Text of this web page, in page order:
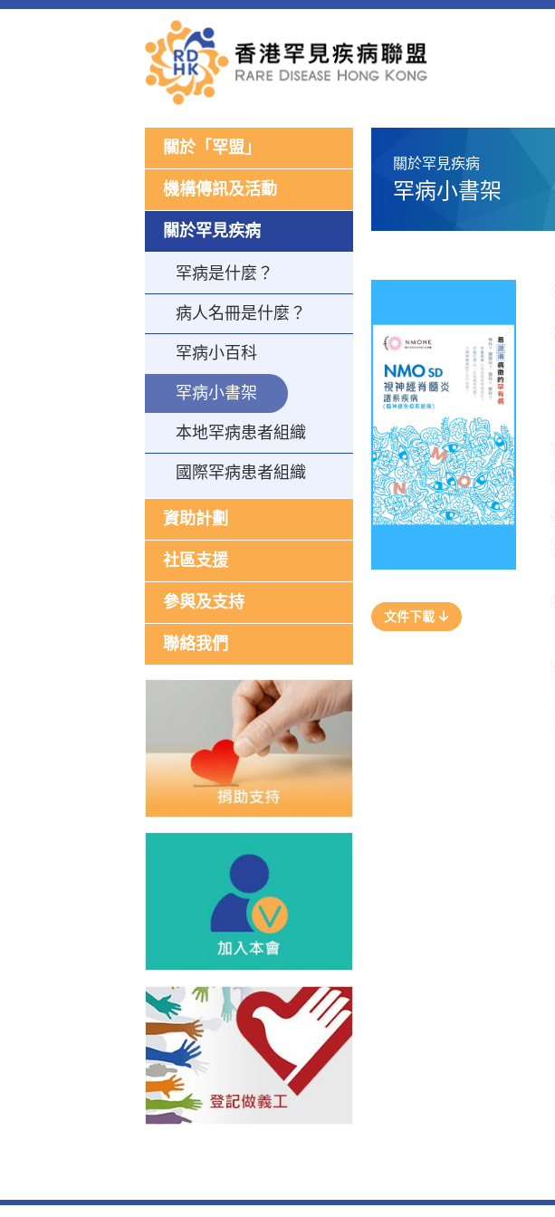
關於「罕盟」
機構傳訊及活動
關於罕見疾病
罕病是什麼？
病人名冊是什麼？
罕病小百科
罕病小書架
本地罕病患者組織
國際罕病患者組織
資助計劃
社區支援
參與及支持
聯絡我們
關於罕見疾病
罕病小書架
文件下載